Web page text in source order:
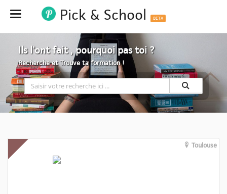
Hide Pick & School BETA
Ils l'ont fait , pourquoi pas toi ?
Recherche et Trouve ta formation !
Toulouse